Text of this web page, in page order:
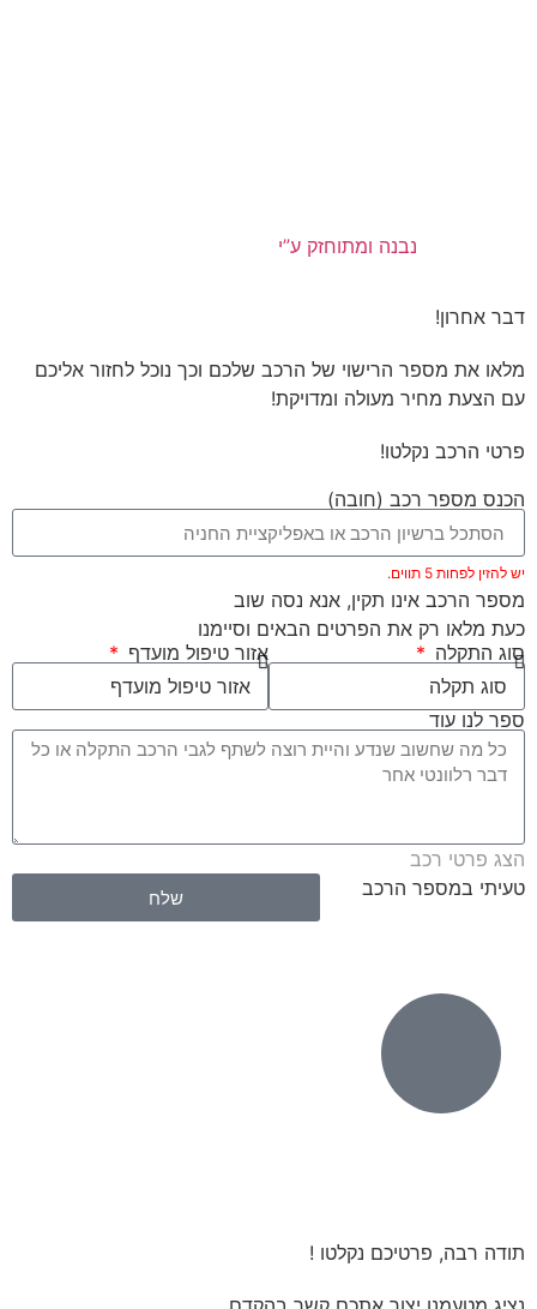
נבנה ומתוחזק ע”י
דבר אחרון!
מלאו את מספר הרישוי של הרכב שלכם וכך נוכל לחזור אליכם
עם הצעת מחיר מעולה ומדויקת!
פרטי הרכב נקלטו!
הכנס מספר רכב (חובה)
יש להזין לפחות 5 תווים.
מספר הרכב אינו תקין, אנא נסה שוב
כעת מלאו רק את הפרטים הבאים וסיימנו
סוג התקלה
אזור טיפול מועדף
ספר לנו עוד
הצג פרטי רכב
טעיתי במספר הרכב
שלח
תודה רבה, פרטיכם נקלטו !